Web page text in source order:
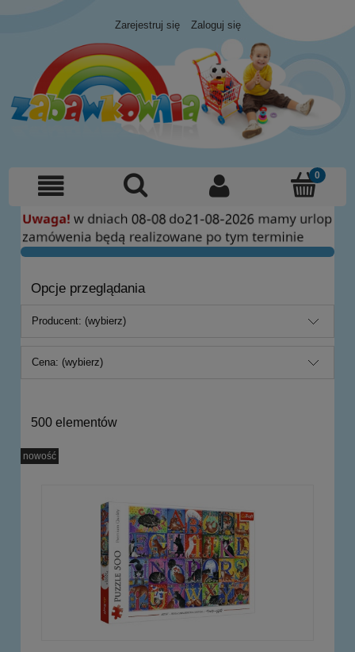
Zarejestruj się Zaloguj się
Opcje przeglądania
Producent: (wybierz)
Cena: (wybierz)
500 elementów
nowość